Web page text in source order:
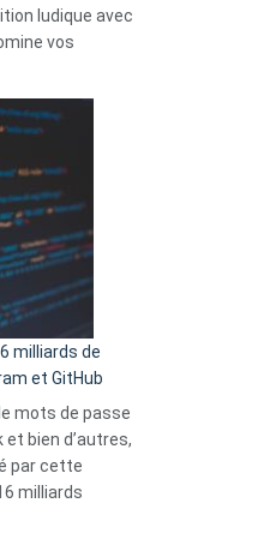
ludique avec
vos
milliards de
et GitHub
mots de passe
et bien d’autres,
par cette
milliards